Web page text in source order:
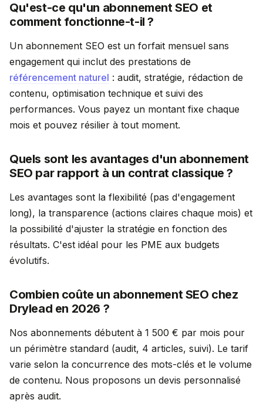
Qu'est-ce qu'un abonnement SEO et
comment fonctionne-t-il ?
Un abonnement SEO est un forfait mensuel sans
engagement qui inclut des prestations de
référencement naturel : audit, stratégie, rédaction de
contenu, optimisation technique et suivi des
performances. Vous payez un montant fixe chaque
mois et pouvez résilier à tout moment.
Quels sont les avantages d'un abonnement
SEO par rapport à un contrat classique ?
Les avantages sont la flexibilité (pas d'engagement
long), la transparence (actions claires chaque mois) et
la possibilité d'ajuster la stratégie en fonction des
résultats. C'est idéal pour les PME aux budgets
évolutifs.
Combien coûte un abonnement SEO chez
Drylead en 2026 ?
Nos abonnements débutent à 1 500 € par mois pour
un périmètre standard (audit, 4 articles, suivi). Le tarif
varie selon la concurrence des mots-clés et le volume
de contenu. Nous proposons un devis personnalisé
après audit.